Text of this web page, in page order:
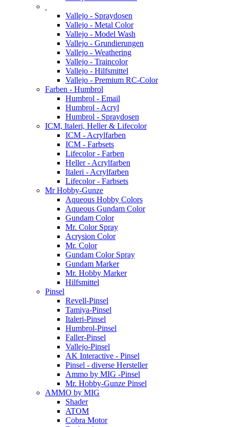
Vallejo - Spraydosen
Vallejo - Metal Color
Vallejo - Model Wash
Vallejo - Grundierungen
Vallejo - Weathering
Vallejo - Traincolor
Vallejo - Hilfsmittel
Vallejo - Premium RC-Color
Farben - Humbrol
Humbrol - Email
Humbrol - Acryl
Humbrol - Spraydosen
ICM, Italeri, Heller & Lifecolor
ICM - Acrylfarben
ICM - Farbsets
Lifecolor - Farben
Heller - Acrylfarben
Italeri - Acrylfarben
Lifecolor - Farbsets
Mr Hobby-Gunze
Aqueous Hobby Colors
Aqueous Gundam Color
Gundam Color
Mr. Color Spray
Acrysion Color
Mr. Color
Gundam Color Spray
Gundam Marker
Mr. Hobby Marker
Hilfsmittel
Pinsel
Revell-Pinsel
Tamiya-Pinsel
Italeri-Pinsel
Humbrol-Pinsel
Faller-Pinsel
Vallejo-Pinsel
AK Interactive - Pinsel
Pinsel - diverse Hersteller
Ammo by MIG -Pinsel
Mr. Hobby-Gunze Pinsel
AMMO by MIG
Shader
ATOM
Cobra Motor